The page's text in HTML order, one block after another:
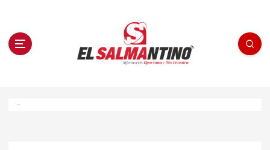
n El Salmantino - medios/noticias/editorial